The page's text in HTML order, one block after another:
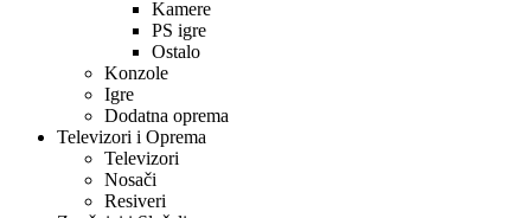
Kamere
PS igre
Ostalo
Konzole
Igre
Dodatna oprema
Televizori i Oprema
Televizori
Nosači
Resiveri